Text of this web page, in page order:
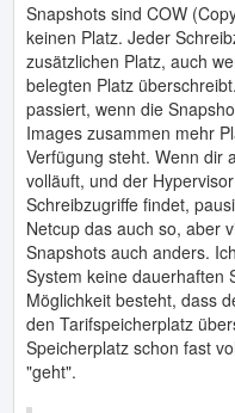
Snapshots sind COW
keinen Platz. Jeder
zusätzlichen Platz, auch
belegten Platz
passiert, wenn die
Images zusammen mehr
Verfügung steht. Wenn dir
volläuft, und der
Schreibzugriffe findet,
Netcup das auch so, aber
Snapshots auch anders.
System keine dauerhaften
Möglichkeit besteht, dass
den Tarifspeicherplatz
Speicherplatz schon fast
"geht".